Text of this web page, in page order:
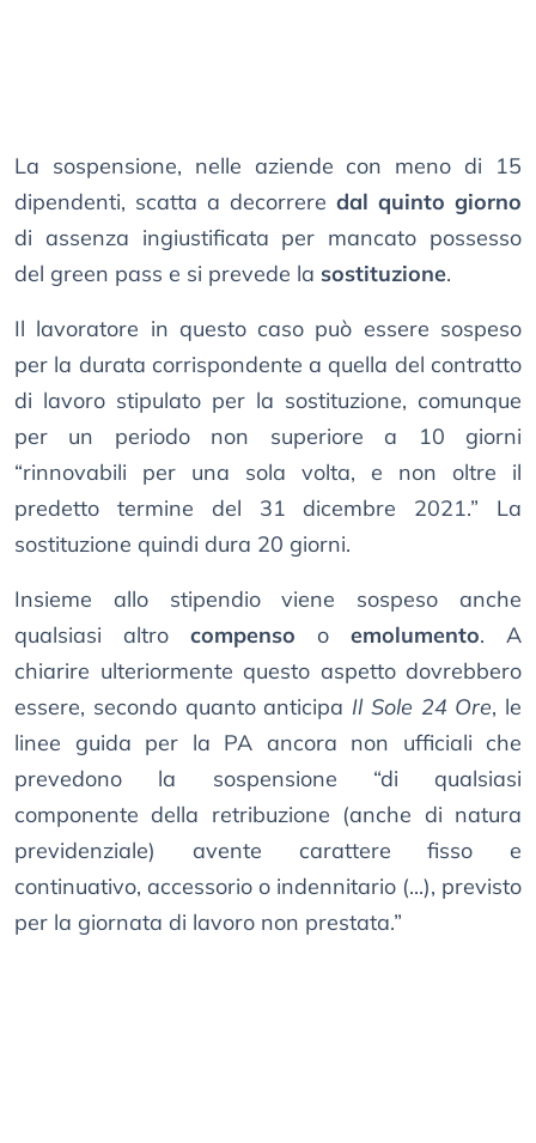
La sospensione, nelle aziende con meno di 15
dipendenti, scatta a decorrere dal quinto giorno
di assenza ingiustificata per mancato possesso
del green pass e si prevede la sostituzione.
Il lavoratore in questo caso può essere sospeso
per la durata corrispondente a quella del contratto
di lavoro stipulato per la sostituzione, comunque
per un periodo non superiore a 10 giorni
“rinnovabili per una sola volta, e non oltre il
predetto termine del 31 dicembre 2021.” La
sostituzione quindi dura 20 giorni.
Insieme allo stipendio viene sospeso anche
qualsiasi altro compenso o emolumento. A
chiarire ulteriormente questo aspetto dovrebbero
essere, secondo quanto anticipa Il Sole 24 Ore, le
linee guida per la PA ancora non ufficiali che
prevedono la sospensione “di qualsiasi
componente della retribuzione (anche di natura
previdenziale) avente carattere fisso e
continuativo, accessorio o indennitario (...), previsto
per la giornata di lavoro non prestata.”